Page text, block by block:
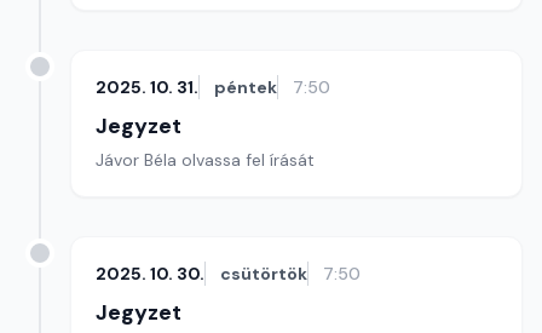
2025. 10. 31. péntek 7:50
Jegyzet
Jávor Béla olvassa fel írását
2025. 10. 30. csütörtök 7:50
Jegyzet